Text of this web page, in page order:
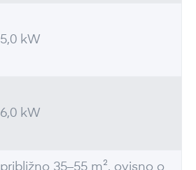
5,0 kW
6,0 kW
približno 35–55 m², ovisno o